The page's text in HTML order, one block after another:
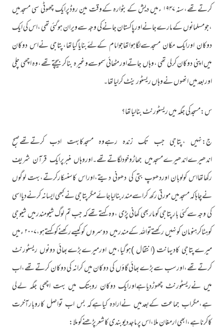
کرتےتھے،سنہ ۱۹۴۷ ءمیں دیش کےبٹوارہ کےوقت مین روڈپرایک چھوٹی سی مسجدمیں
،جومسلمانوں کےمارےجانےاورپاکستان جانےکی وجہ سےویران ہوگئی تھی ،اس کی ایک
دوکان اورایک مکان مسجدسےلگاہواتھاجوامام کےلئےبنایاگیاتھا،پتاجی نےاس دوکان
میں اپنی دوکان کرلی تھی ،وہاں جاتےاورمٹھائی سموسےوغیرہ بناکربیچتےتھے،وہ اچھی چلی
اوربعدمیں انھوں نےوہاں ریسٹورینٹ کرلیاتھا۔
س:مسجدکی جگہ میں ریسٹورنٹ بنالیاتھا؟
ج:نہیں ،پتاجی جب تک زندہ رہےوہ مسجدکابہت ادب کرتےتھےصبح
اندھیرےاندھیرےمسجدمیں جھاڑوخودلگاتےتھے۔اوروہاں منبرپرایک قرآن شریف
رکھاتھااس کولوبان اوردھوپ بتی کی دھونی دیتے،اوراس کاسنسکارکرتے،بہت لوگوں
نےچاہاکہ مسجدمیں مورتی رکھ کراسےمندربنالیاجائےمگرپتاجی نےکبھی ایسانہ کرنےدیااسی
کی وجہ سےکئی بارپتاجی کوماربھی کھانی پڑی ،وہ کہتےتھےکہ جب تم لوگ شیومندرمیں شیوجی
کوہٹاکرہنومان کونہیں رکھتےتواللہ کےمندرمیں دوسروں کوکیسےرکھنےکوکہتےہو،۲۰۰۷ ءمیں
میرےپتاجی کادیہانت (انتقال )ہوگیا،میں اورمیرےبڑےبھائی دونوں ریسٹورنٹ
کرتےتھے،اورسب سےبڑےبھائی گاؤں کی دوکان میں کرانہ کی دوکان کرتےتھے،اب
میں نےریسٹورنٹ چھوڑدیاہےاورایک دوکان روہتک میں بہت اچھی جگہ لےلی
ہے،مگراب جماعت کےبعدمیں نےارادہ کیاہےکہ بس اب تواصل کاروبارآخرت
کاکرناہے،ابھی ارمغان ملا،اس پرماجددیوبندی کاشعرپڑھنےکوملا: